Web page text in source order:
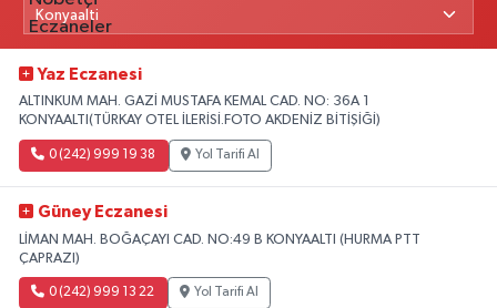
Yaz Eczanesi
ALTINKUM MAH. GAZİ MUSTAFA KEMAL CAD. NO: 36A 1
KONYAALTI(TÜRKAY OTEL İLERİSİ.FOTO AKDENİZ BİTİŞİĞİ)
0 (242) 999 19 38 Yol Tarifi Al
Güney Eczanesi
LİMAN MAH. BOĞAÇAYI CAD. NO:49 B KONYAALTI (HURMA PTT
ÇAPRAZI)
0 (242) 999 13 22 Yol Tarifi Al